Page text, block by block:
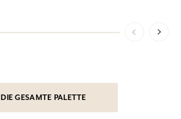
DIE GESAMTE PALETTE